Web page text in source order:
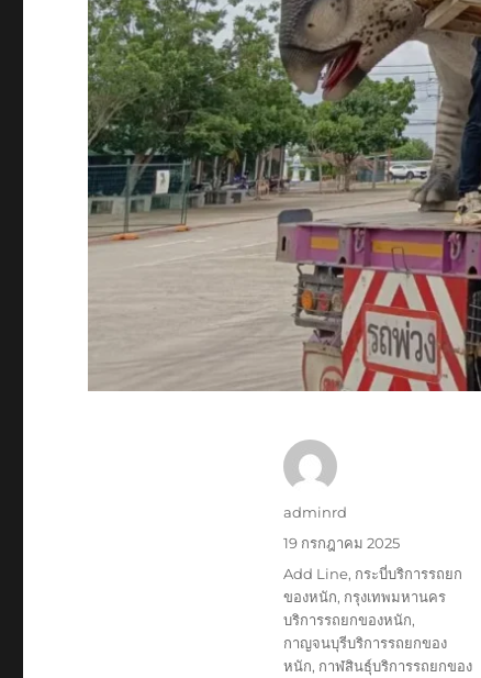
ผู้
adminrd
เขียน
เมื่อ
19 กรกฎาคม 2025
ป้าย
กำกับ
Add Line, กระบี่บริการรถยก
ของหนัก, กรุงเทพมหานคร
บริการรถยกของหนัก,
กาญจนบุรีบริการรถยกของ
หนัก, กาฬสินธุ์บริการรถยกของ